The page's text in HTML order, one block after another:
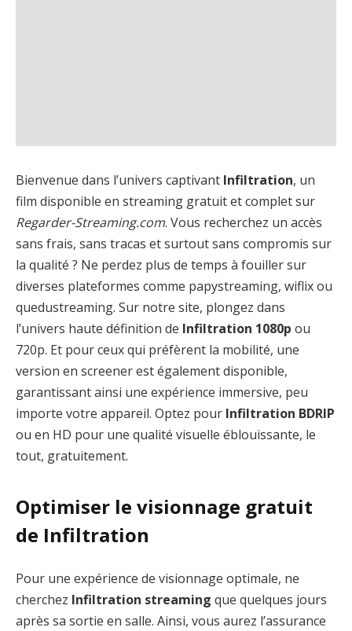
Bienvenue dans l’univers captivant Infiltration, un
film disponible en streaming gratuit et complet sur
Regarder-Streaming.com. Vous recherchez un accès
sans frais, sans tracas et surtout sans compromis sur
la qualité ? Ne perdez plus de temps à fouiller sur
diverses plateformes comme papystreaming, wiflix ou
quedustreaming. Sur notre site, plongez dans
l’univers haute définition de Infiltration 1080p ou
720p. Et pour ceux qui préfèrent la mobilité, une
version en screener est également disponible,
garantissant ainsi une expérience immersive, peu
importe votre appareil. Optez pour Infiltration BDRIP
ou en HD pour une qualité visuelle éblouissante, le
tout, gratuitement.
Optimiser le visionnage gratuit
de Infiltration
Pour une expérience de visionnage optimale, ne
cherchez Infiltration streaming que quelques jours
après sa sortie en salle. Ainsi, vous aurez l’assurance